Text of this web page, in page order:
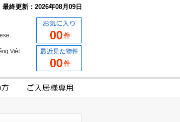
最終更新：2026年08月09日
Việt.
00件
00件